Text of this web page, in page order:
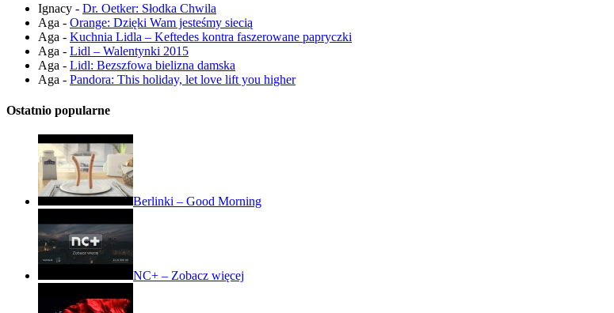
Ignacy - Dr. Oetker: Słodka Chwila
Aga - Orange: Dzięki Wam jesteśmy siecią
Aga - Kuchnia Lidla – Keftedes kontra faszerowane papryczki
Aga - Lidl – Walentynki 2015
Aga - Lidl: Bezszfowa bielizna damska
Aga - Pandora: This holiday, let love lift you higher
Ostatnio popularne
Berlinki – Good Morning
NC+ – Zobacz więcej